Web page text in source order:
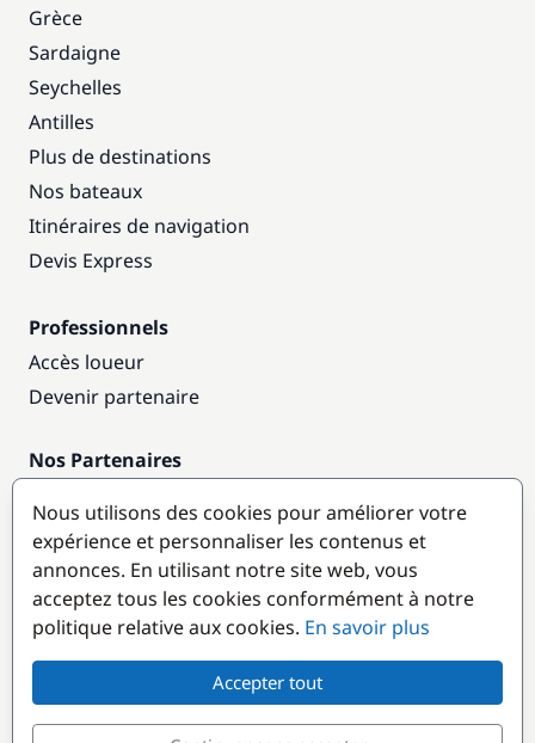
Grèce
Sardaigne
Seychelles
Antilles
Plus de destinations
Nos bateaux
Itinéraires de navigation
Devis Express
Professionnels
Accès loueur
Devenir partenaire
Nos Partenaires
Destinations populaires
Nous utilisons des cookies pour améliorer votre
expérience et personnaliser les contenus et
annonces. En utilisant notre site web, vous
acceptez tous les cookies conformément à notre
politique relative aux cookies. En savoir plus
Accepter tout